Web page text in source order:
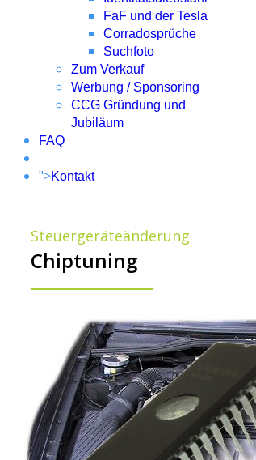
FaF und der Tesla
Corradosprüche
Suchfoto
Zum Verkauf
Werbung / Sponsoring
CCG Gründung und
Jubiläum
FAQ
">Kontakt
Steuergeräteänderung
Chiptuning